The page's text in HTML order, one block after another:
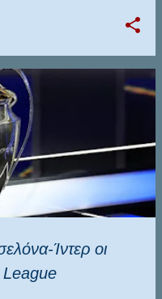
Ίντερ οι
League